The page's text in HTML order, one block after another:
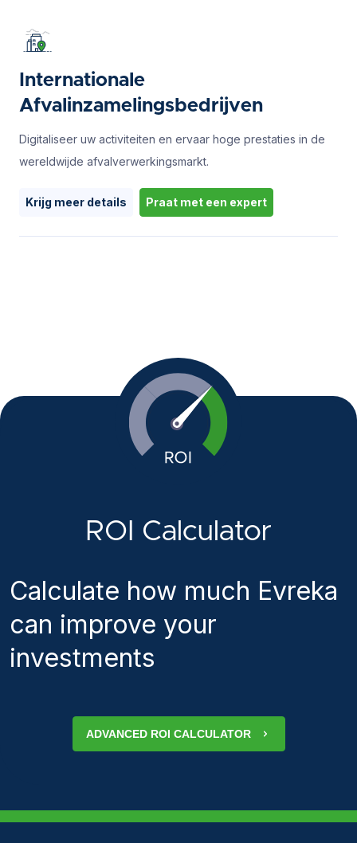
Internationale
Afvalinzamelingsbedrijven
Digitaliseer uw activiteiten en ervaar hoge prestaties in de
wereldwijde afvalverwerkingsmarkt.
Krijg meer details Praat met een expert
ROI Calculator
Calculate how much Evreka
can improve your
investments
ADVANCED ROI CALCULATOR